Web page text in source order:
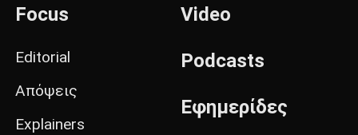
Focus
Editorial
Απόψεις
Explainers
Video
Podcasts
Εφημερίδες